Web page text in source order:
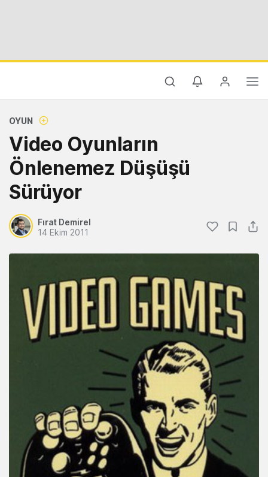
OYUN
Video Oyunların
Önlenemez Düşüşü
Sürüyor
Fırat Demirel
14 Ekim 2011